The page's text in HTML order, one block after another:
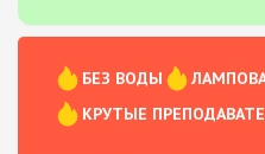
БЕЗ ВОДЫ
КРУТЫЕ